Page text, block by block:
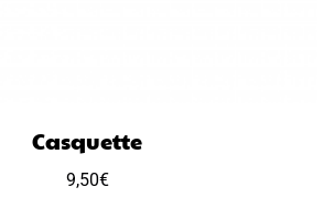
Casquette
9,50€